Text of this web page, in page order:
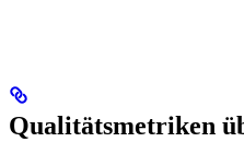
Qualitätsmetriken